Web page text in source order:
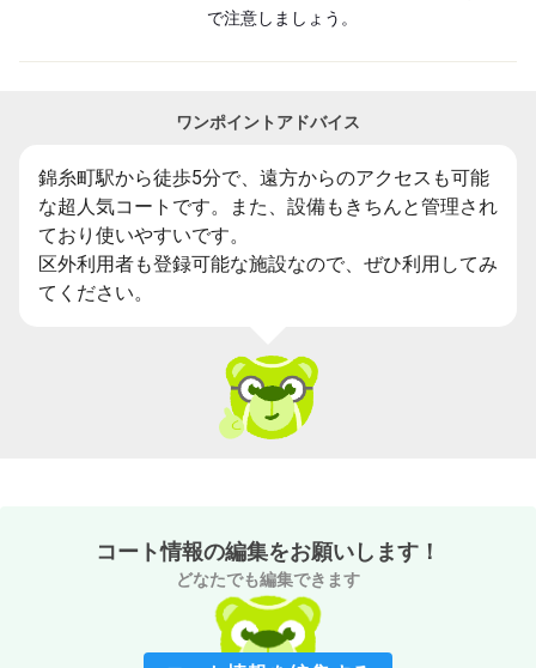
で注意しましょう。
ワンポイントアドバイス
錦糸町駅から徒歩5分で、遠方からのアクセスも可能
な超人気コートです。また、設備もきちんと管理され
ており使いやすいです。
区外利用者も登録可能な施設なので、ぜひ利用してみ
てください。
コート情報の編集をお願いします！
どなたでも編集できます